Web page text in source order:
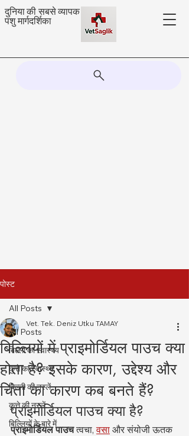
दुनिया की सबसे व्यापक
पशु मार्गदर्शिका
पोस्ट
All Posts
बिल्ली का स्वास्थ्य
कुत्ते का स्वास्थ्य
बिल्ली की नस्लें
कुत्ते की नस्लें
बिल्लियों के बारे में
All Posts
बिल्लियों में प्राइमोर्डियल पाउच क्या
होता है? इसके कारण, उद्देश्य और
चिंता का कारण कब बनते हैं?
Vet. Tek. Deniz Utku TAMAY
प्राइमोर्डियल पाउच क्या है?
प्राइमोर्डियल पाउच त्वचा, वसा और संयोजी ऊतक